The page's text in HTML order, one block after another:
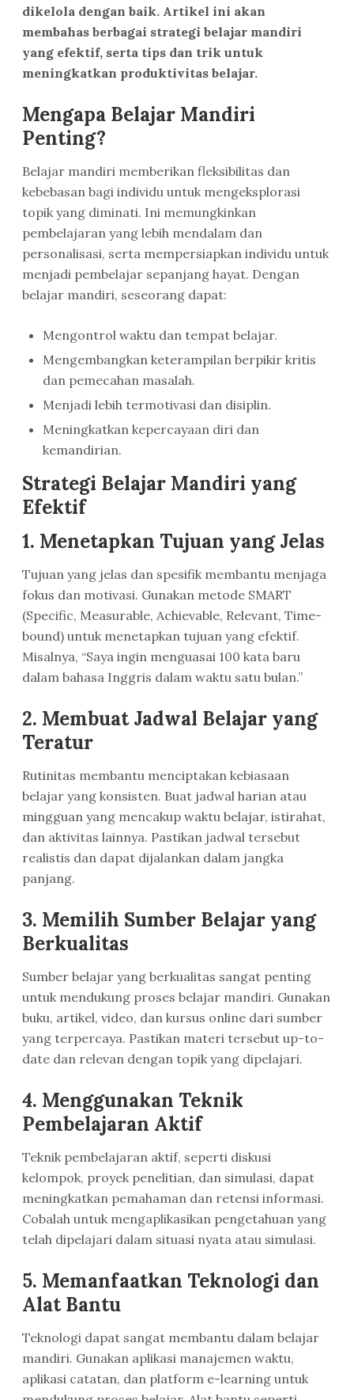
dikelola dengan baik. Artikel ini akan
membahas berbagai strategi belajar mandiri
yang efektif, serta tips dan trik untuk
meningkatkan produktivitas belajar.
Mengapa Belajar Mandiri
Penting?
Belajar mandiri memberikan fleksibilitas dan
kebebasan bagi individu untuk mengeksplorasi
topik yang diminati. Ini memungkinkan
pembelajaran yang lebih mendalam dan
personalisasi, serta mempersiapkan individu untuk
menjadi pembelajar sepanjang hayat. Dengan
belajar mandiri, seseorang dapat:
Mengontrol waktu dan tempat belajar.
Mengembangkan keterampilan berpikir kritis
dan pemecahan masalah.
Menjadi lebih termotivasi dan disiplin.
Meningkatkan kepercayaan diri dan
kemandirian.
Strategi Belajar Mandiri yang
Efektif
1. Menetapkan Tujuan yang Jelas
Tujuan yang jelas dan spesifik membantu menjaga
fokus dan motivasi. Gunakan metode SMART
(Specific, Measurable, Achievable, Relevant, Time-
bound) untuk menetapkan tujuan yang efektif.
Misalnya, “Saya ingin menguasai 100 kata baru
dalam bahasa Inggris dalam waktu satu bulan.”
2. Membuat Jadwal Belajar yang
Teratur
Rutinitas membantu menciptakan kebiasaan
belajar yang konsisten. Buat jadwal harian atau
mingguan yang mencakup waktu belajar, istirahat,
dan aktivitas lainnya. Pastikan jadwal tersebut
realistis dan dapat dijalankan dalam jangka
panjang.
3. Memilih Sumber Belajar yang
Berkualitas
Sumber belajar yang berkualitas sangat penting
untuk mendukung proses belajar mandiri. Gunakan
buku, artikel, video, dan kursus online dari sumber
yang terpercaya. Pastikan materi tersebut up-to-
date dan relevan dengan topik yang dipelajari.
4. Menggunakan Teknik
Pembelajaran Aktif
Teknik pembelajaran aktif, seperti diskusi
kelompok, proyek penelitian, dan simulasi, dapat
meningkatkan pemahaman dan retensi informasi.
Cobalah untuk mengaplikasikan pengetahuan yang
telah dipelajari dalam situasi nyata atau simulasi.
5. Memanfaatkan Teknologi dan
Alat Bantu
Teknologi dapat sangat membantu dalam belajar
mandiri. Gunakan aplikasi manajemen waktu,
aplikasi catatan, dan platform e-learning untuk